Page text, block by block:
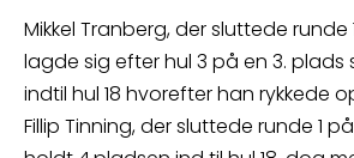
Mikkel Tranberg, der sluttede runde
lagde sig efter hul 3 på en 3.
indtil hul 18 hvorefter han rykkede
Fillip Tinning, der sluttede runde 1